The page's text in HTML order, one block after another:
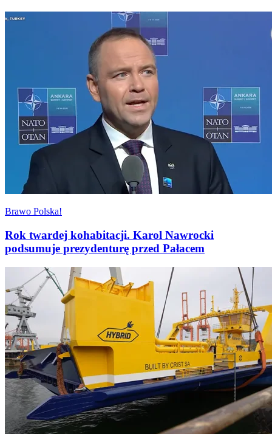
Brawo Polska!
Rok twardej kohabitacji. Karol Nawrocki
podsumuje prezydenturę przed Pałacem